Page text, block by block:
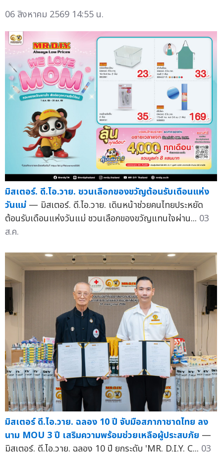
06 สิงหาคม 2569 14:55 น.
มิสเตอร์. ดี.ไอ.วาย. ชวนเลือกของขวัญต้อนรับเดือนแห่ง
วันแม่ — มิสเตอร์. ดี.ไอ.วาย. เดินหน้าช่วยคนไทยประหยัด
ต้อนรับเดือนแห่งวันแม่ ชวนเลือกของขวัญแทนใจผ่าน... 03
ส.ค.
มิสเตอร์ ดี.ไอ.วาย. ฉลอง 10 ปี จับมือสภากาชาดไทย ลง
นาม MOU 3 ปี เสริมความพร้อมช่วยเหลือผู้ประสบภัย —
มิสเตอร์. ดี.ไอ.วาย. ฉลอง 10 ปี ยกระดับ 'MR. D.I.Y. C... 03